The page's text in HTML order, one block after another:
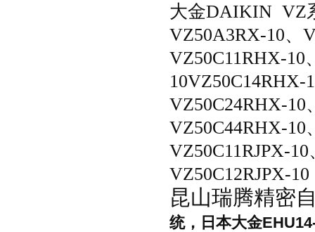
大金DAIKIN VZ
VZ50A3RX-10、
VZ50C11RHX-10
10VZ50C14RHX-
VZ50C24RHX-10
VZ50C44RHX-10
VZ50C11RJPX-
VZ50C12RJPX-
昆山瑞腾精密
统，日本大金